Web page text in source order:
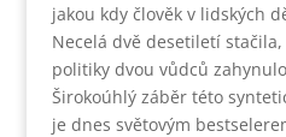
jakou kdy člověk v lidských
Necelá dvě desetiletí
politiky dvou vůdců
Širokoúhlý záběr této
je dnes světovým